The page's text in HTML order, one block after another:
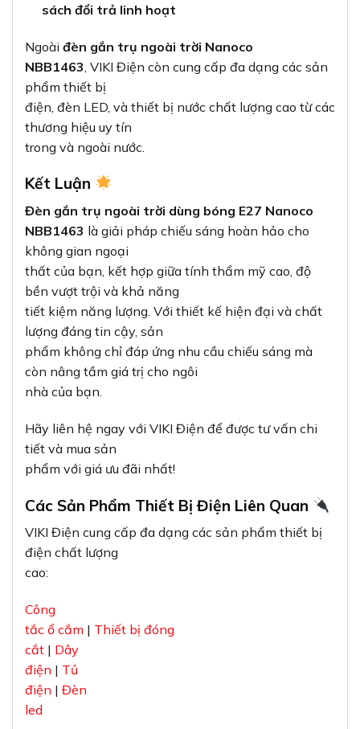
sách đổi trả linh hoạt
Ngoài đèn gắn trụ ngoài trời Nanoco
NBB1463 , VIKI Điện còn cung cấp đa dạng các sản
phẩm thiết bị
điện, đèn LED, và thiết bị nước chất lượng cao từ các
thương hiệu uy tín
trong và ngoài nước.
Kết Luận
Đèn gắn trụ ngoài trời dùng bóng E27 Nanoco
NBB1463 là giải pháp chiếu sáng hoàn hảo cho
không gian ngoại
thất của bạn, kết hợp giữa tính thẩm mỹ cao, độ
bền vượt trội và khả năng
tiết kiệm năng lượng. Với thiết kế hiện đại và chất
lượng đáng tin cậy, sản
phẩm không chỉ đáp ứng nhu cầu chiếu sáng mà
còn nâng tầm giá trị cho ngôi
nhà của bạn.
Hãy liên hệ ngay với VIKI Điện để được tư vấn chi
tiết và mua sản
phẩm với giá ưu đãi nhất!
Các Sản Phẩm Thiết Bị Điện Liên Quan
VIKI Điện cung cấp đa dạng các sản phẩm thiết bị
điện chất lượng
cao:
Công
tắc ổ cắm | Thiết bị đóng
cắt | Dây
điện | Tủ
điện | Đèn
led